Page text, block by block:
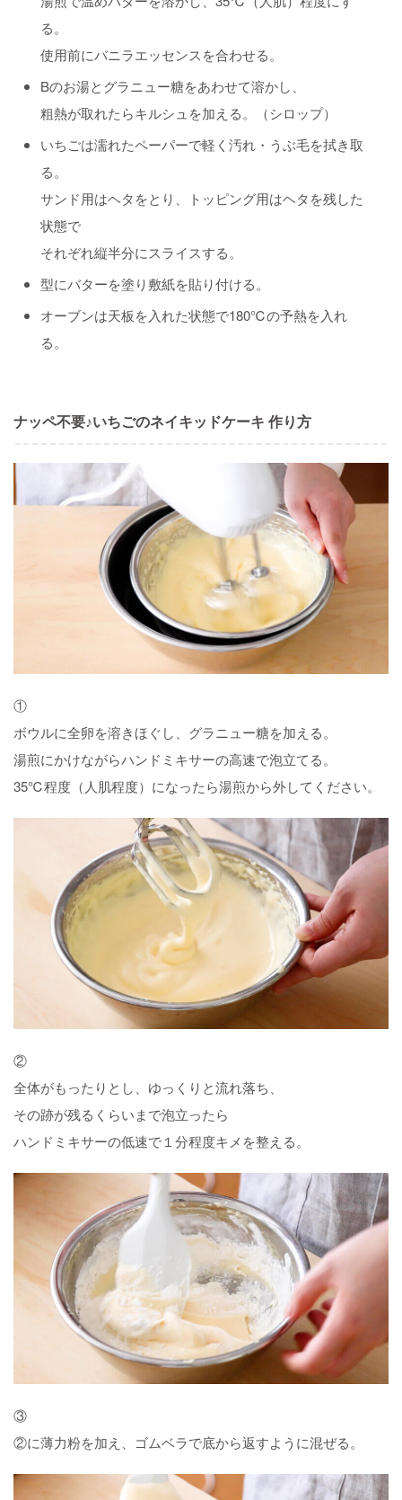
る。
使用前にバニラエッセンスを合わせる。
Bのお湯とグラニュー糖をあわせて溶かし、
粗熱が取れたらキルシュを加える。（シロップ）
いちごは濡れたペーパーで軽く汚れ・うぶ毛を拭き取
る。
サンド用はヘタをとり、トッピング用はヘタを残した
状態で
それぞれ縦半分にスライスする。
型にバターを塗り敷紙を貼り付ける。
オーブンは天板を入れた状態で180℃の予熱を入れ
る。
ナッペ不要♪いちごのネイキッドケーキ 作り方
①
ボウルに全卵を溶きほぐし、グラニュー糖を加える。
湯煎にかけながらハンドミキサーの高速で泡立てる。
35℃程度（人肌程度）になったら湯煎から外してください。
②
全体がもったりとし、ゆっくりと流れ落ち、
その跡が残るくらいまで泡立ったら
ハンドミキサーの低速で１分程度キメを整える。
③
②に薄力粉を加え、ゴムベラで底から返すように混ぜる。